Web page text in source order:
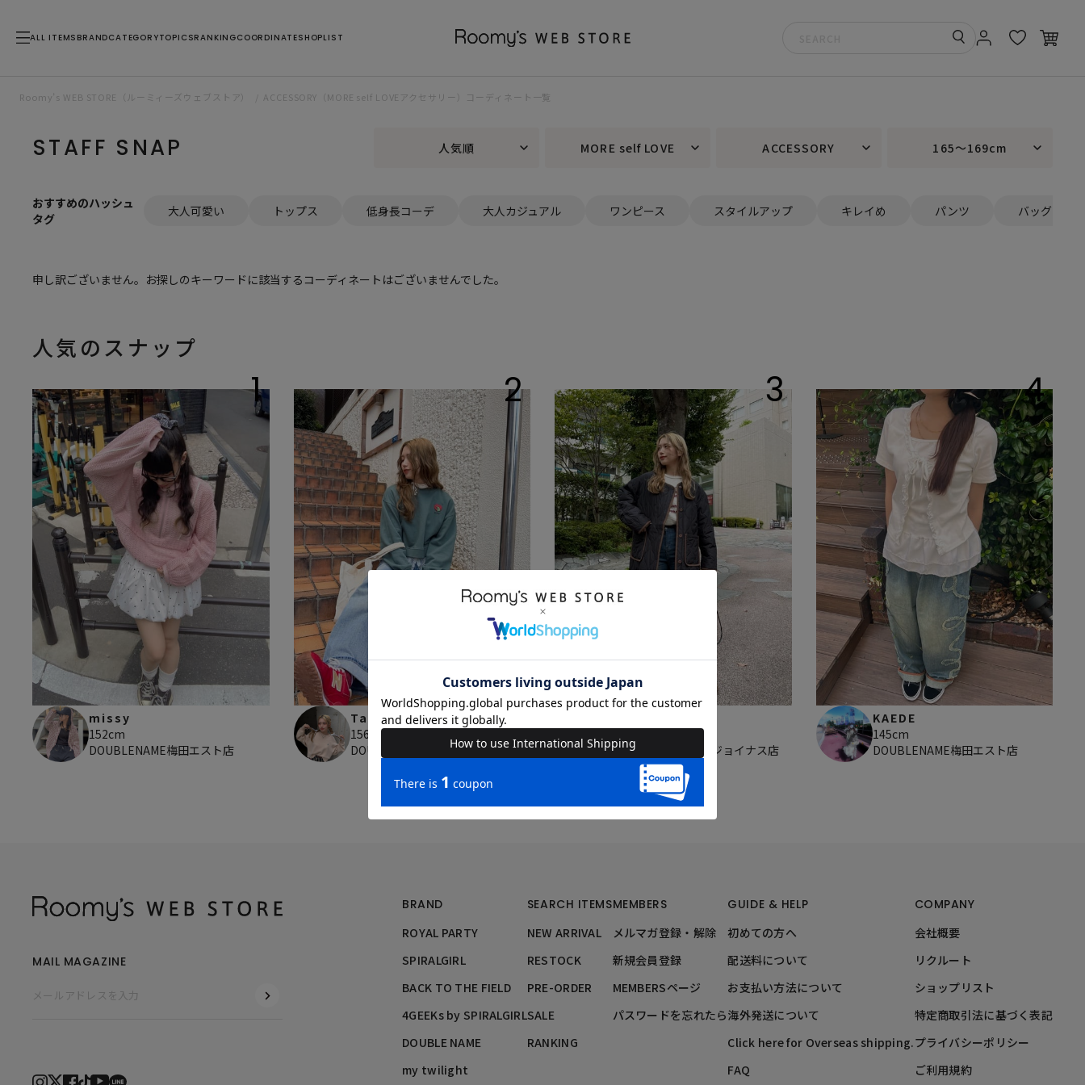
ALL ITEMS BRANDCATEGORYTOPICSRANKINGCOORDINATESHOPLIST
Roomy’s WEB STORE（ルーミィーズウェブストア） ACCESSORY（MORE self LOVEアクセサリー）コーディネート一覧
STAFF SNAP 人気順 MORE self LOVE ACCESSORY 165～169cm
おすすめのハッシュ
タグ
大人可愛い トップス 低身長コーデ 大人カジュアル ワンピース スタイルアップ キレイめ パンツ バッグ
申し訳ございません。お探しのキーワードに該当するコーディネートはございませんでした。
人気のスナップ
1
missy
152cm
DOUBLENAME梅田エスト店
2
Tama
156cm
DOUBLENAME横浜ジョイナス店
3
156cm
DOUBLENAME横浜ジョイナス店
4
KAEDE
145cm
DOUBLENAME梅田エスト店
BRAND
ROYAL PARTY
SPIRALGIRL
BACK TO THE FIELD
4GEEKs by SPIRALGIRL
DOUBLE NAME
my twilight
SEARCH ITEMS
NEW ARRIVAL
RESTOCK
PRE-ORDER
SALE
RANKING
MEMBERS
メルマガ登録・解除
新規会員登録
MEMBERSページ
パスワードを忘れたら
GUIDE & HELP
初めての方へ
配送料について
お支払い方法について
海外発送について
Click here for Overseas shipping.
FAQ
COMPANY
会社概要
リクルート
ショップリスト
特定商取引法に基づく表記
プライバシーポリシー
ご利用規約
MAIL MAGAZINE